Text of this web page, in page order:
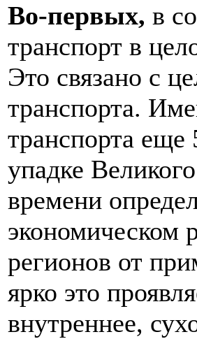
Во-первых, в
транспорт в
Это связано с
транспорта.
транспорта еще
упадке
времени
экономическом
регионов от
ярко это
внутреннее,